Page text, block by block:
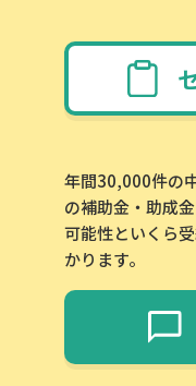
年間30,000件の
の補助金・助成
可能性といくら
かります。